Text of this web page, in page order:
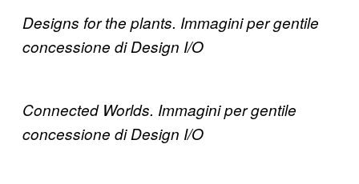
Designs for the plants. Immagini per gentile
concessione di Design I/O
Connected Worlds. Immagini per gentile
concessione di Design I/O